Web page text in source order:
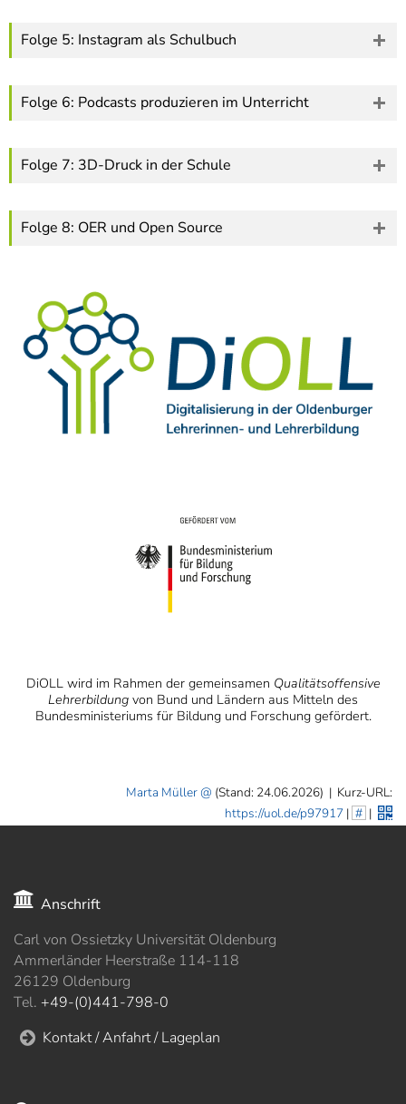
Folge 5: Instagram als Schulbuch
Folge 6: Podcasts produzieren im Unterricht
Folge 7: 3D-Druck in der Schule
Folge 8: OER und Open Source
DiOLL wird im Rahmen der gemeinsamen Qualitätsoffensive
Lehrerbildung von Bund und Ländern aus Mitteln des
Bundesministeriums für Bildung und Forschung gefördert.
Marta Müller (Stand: 24.06.2026) | Kurz-URL:
https://uol.de/p97917 | # |
Anschrift
Carl von Ossietzky Universität Oldenburg
Ammerländer Heerstraße 114-118
26129 Oldenburg
Tel. +49-(0)441-798-0
Kontakt / Anfahrt / Lageplan